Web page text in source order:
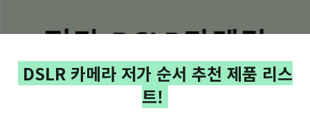
DSLR 카메라 저가 순서 추천 제품 리스
트!